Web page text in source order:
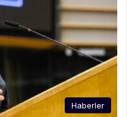
Haberler